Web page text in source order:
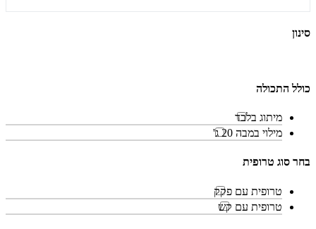
סינון
כולל התכולה
מיתוג בלבד
מילוי במבה 20 ג'
בחר סוג טרופית
טרופית עם פקק
טרופית עם קש